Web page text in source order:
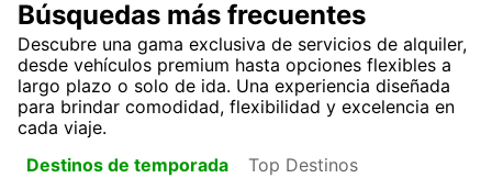
Búsquedas más frecuentes
Descubre una gama exclusiva de servicios de alquiler,
desde vehículos premium hasta opciones flexibles a
largo plazo o solo de ida. Una experiencia diseñada
para brindar comodidad, flexibilidad y excelencia en
cada viaje.
Destinos de temporada
Top Destinos